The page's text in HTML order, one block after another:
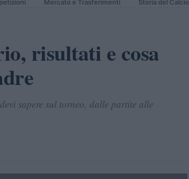
Mercato e Trasferimenti Storia del Calcio
risultati e cosa
sapere sul torneo, dalle partite alle